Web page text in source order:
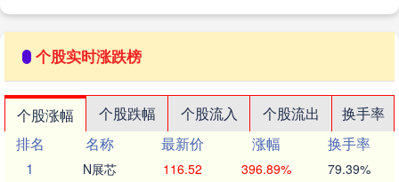
个股实时涨跌榜
个股涨幅 个股跌幅 个股流入 个股流出
换手率
排名
名称 最新价 涨幅
换手率
1
N展芯 116.52 396.89% 79.39%